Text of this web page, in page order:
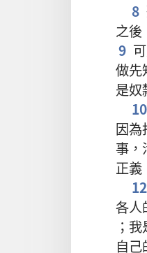
8
之後
9
做先
是奴
10
因為
事 ，
正義
12
各人
； 我
自己